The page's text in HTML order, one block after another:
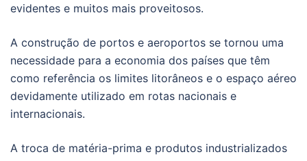
evidentes e muitos mais proveitosos.
A construção de portos e aeroportos se tornou uma
necessidade para a economia dos países que têm
como referência os limites litorâneos e o espaço aéreo
devidamente utilizado em rotas nacionais e
internacionais.
A troca de matéria-prima e produtos industrializados